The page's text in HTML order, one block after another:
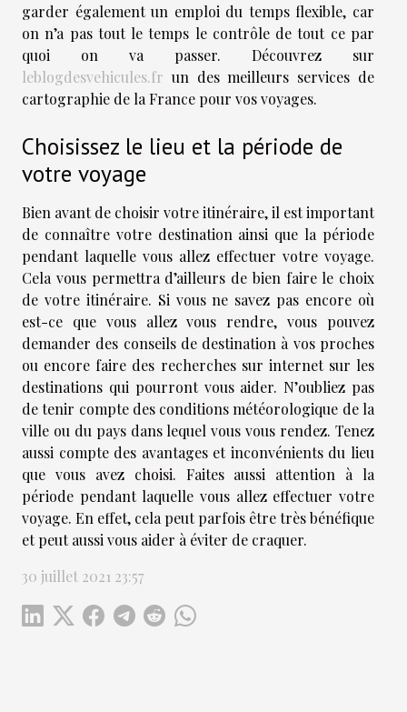
garder également un emploi du temps flexible, car
on n’a pas tout le temps le contrôle de tout ce par
quoi on va passer. Découvrez sur
leblogdesvehicules.fr un des meilleurs services de
cartographie de la France pour vos voyages.
Choisissez le lieu et la période de
votre voyage
Bien avant de choisir votre itinéraire, il est important
de connaître votre destination ainsi que la période
pendant laquelle vous allez effectuer votre voyage.
Cela vous permettra d’ailleurs de bien faire le choix
de votre itinéraire. Si vous ne savez pas encore où
est-ce que vous allez vous rendre, vous pouvez
demander des conseils de destination à vos proches
ou encore faire des recherches sur internet sur les
destinations qui pourront vous aider. N’oubliez pas
de tenir compte des conditions météorologique de la
ville ou du pays dans lequel vous vous rendez. Tenez
aussi compte des avantages et inconvénients du lieu
que vous avez choisi. Faites aussi attention à la
période pendant laquelle vous allez effectuer votre
voyage. En effet, cela peut parfois être très bénéfique
et peut aussi vous aider à éviter de craquer.
30 juillet 2021 23:57